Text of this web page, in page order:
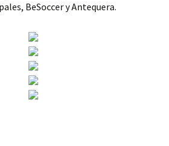
BeSoccer y Antequera.